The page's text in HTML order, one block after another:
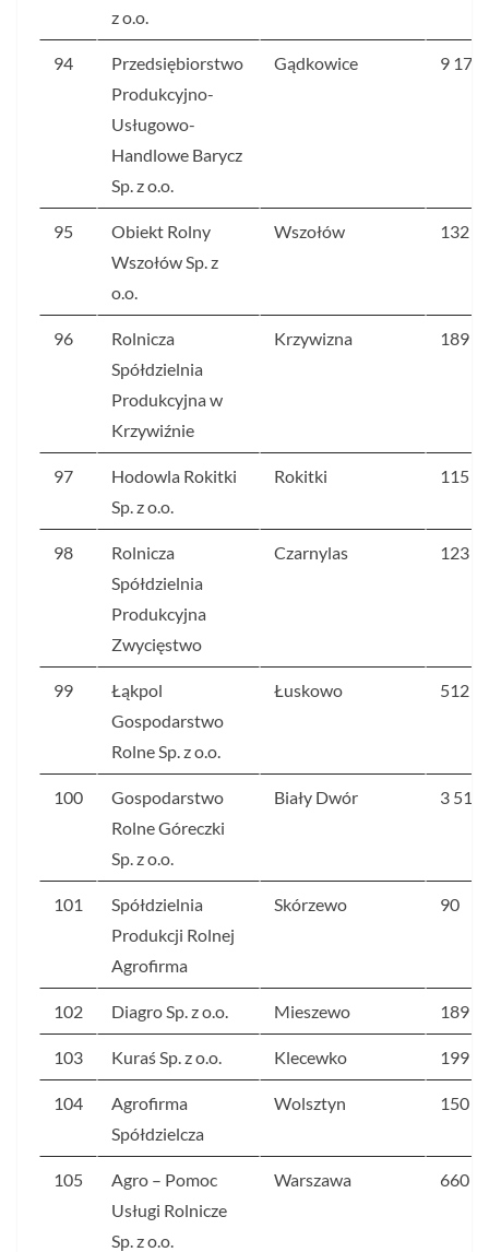
z o.o.
94
Przedsiębiorstwo
Produkcyjno-
Usługowo-
Handlowe Barycz
Sp. z o.o.
Gądkowice 9 177
95
Obiekt Rolny
Wszołów Sp. z
o.o.
Wszołów 132
96
Rolnicza
Spółdzielnia
Produkcyjna w
Krzywiźnie
Krzywizna 189
97
Hodowla Rokitki
Sp. z o.o.
Rokitki 115
98
Rolnicza
Spółdzielnia
Produkcyjna
Zwycięstwo
Czarnylas 123
99
Łąkpol
Gospodarstwo
Rolne Sp. z o.o.
Łuskowo 512
100
Gospodarstwo
Rolne Góreczki
Sp. z o.o.
Biały Dwór 3 510
101
Spółdzielnia
Produkcji Rolnej
Agrofirma
Skórzewo 90
102 Diagro Sp. z o.o. Mieszewo 189
103 Kuraś Sp. z o.o. Klecewko 199
104
Agrofirma
Spółdzielcza
Wolsztyn 150
105
Agro – Pomoc
Usługi Rolnicze
Sp. z o.o.
Warszawa 660